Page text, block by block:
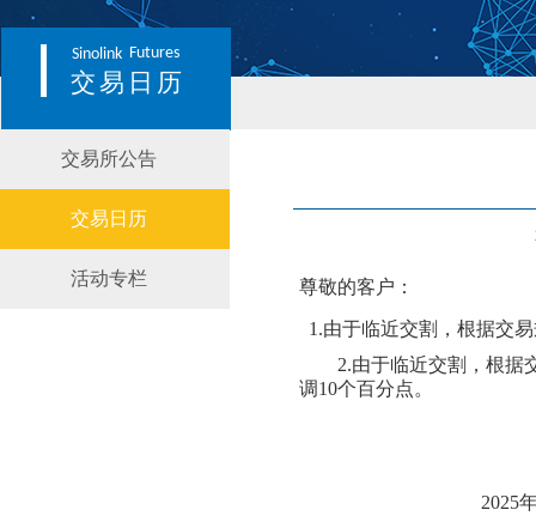
Sinolink Futures
交易日历
交易所公告
交易日历
活动专栏 尊敬的客户：
1.由于临近交割，根据交
2.由于临近交割，根据
调10个百分点。
2025